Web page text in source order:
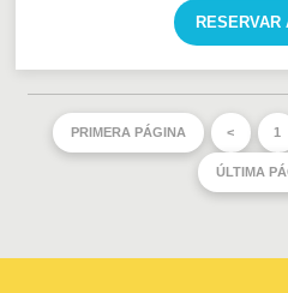
RESERVAR
PRIMERA PÁGINA < 1
ÚLTIMA